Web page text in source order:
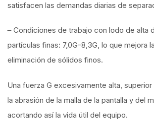
satisfacen las demandas diarias de
– Condiciones de trabajo con lodo de alta
partículas finas: 7,0G-8,3G, lo que mejora
eliminación de sólidos finos.
Una fuerza G excesivamente alta, superior
la abrasión de la malla de la pantalla y del
acortando así la vida útil del equipo.